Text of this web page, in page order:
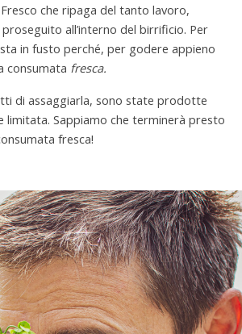
che ripaga del tanto lavoro,
all’interno del birrificio. Per
in fusto perché, per godere appieno
consumata fresca.
di assaggiarla, sono state prodotte
limitata. Sappiamo che terminerà presto
fresca!